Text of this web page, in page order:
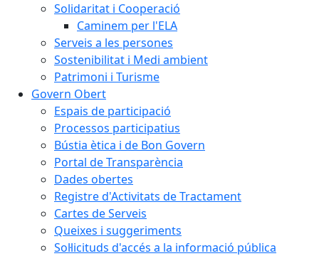
Solidaritat i Cooperació
Caminem per l'ELA
Serveis a les persones
Sostenibilitat i Medi ambient
Patrimoni i Turisme
Govern Obert
Espais de participació
Processos participatius
Bústia ètica i de Bon Govern
Portal de Transparència
Dades obertes
Registre d'Activitats de Tractament
Cartes de Serveis
Queixes i suggeriments
Sol·licituds d'accés a la informació pública